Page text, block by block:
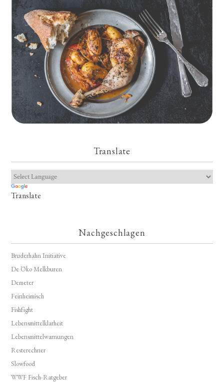
Translate
Translate
Nachgeschlagen
Bruderhahn Initiative
De Öko Melkburen
Demeter
Feinheimisch
Fishfight
Lebensmittelklarheit
Lebensmittelwarnungen
Resterechner
Slowfood
WWF Fisch-Ratgeber